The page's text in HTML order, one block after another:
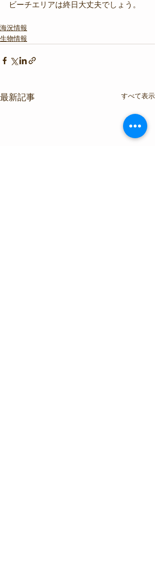
ビーチエリアは終日大丈夫でしょう。
海況情報
生物情報
最新記事 すべて表示